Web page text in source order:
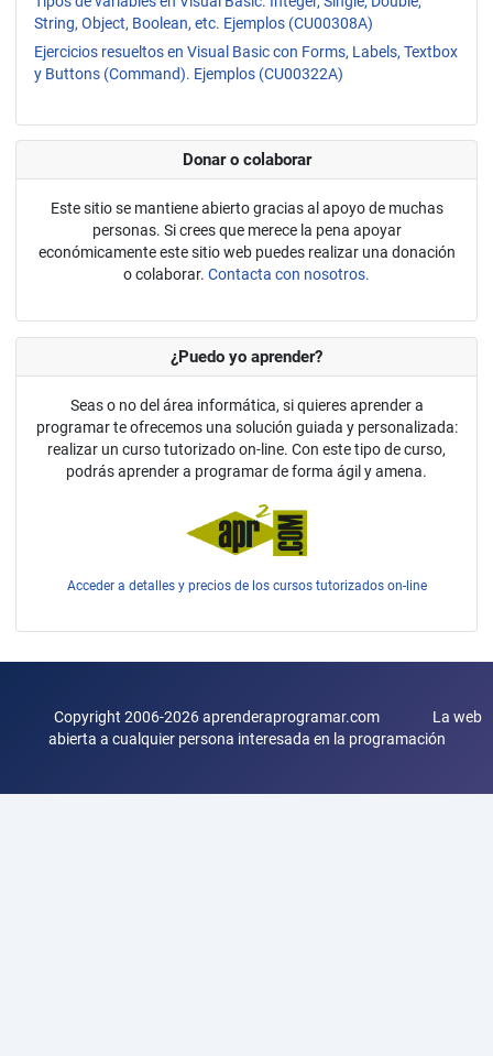
String, Object, Boolean, etc. Ejemplos (CU00308A)
Ejercicios resueltos en Visual Basic con Forms, Labels, Textbox
y Buttons (Command). Ejemplos (CU00322A)
Donar o colaborar
Este sitio se mantiene abierto gracias al apoyo de muchas
personas. Si crees que merece la pena apoyar
económicamente este sitio web puedes realizar una donación
o colaborar. Contacta con nosotros.
¿Puedo yo aprender?
Seas o no del área informática, si quieres aprender a
programar te ofrecemos una solución guiada y personalizada:
realizar un curso tutorizado on-line. Con este tipo de curso,
podrás aprender a programar de forma ágil y amena.
Acceder a detalles y precios de los cursos tutorizados on-line
Copyright 2006-2026 aprenderaprogramar.com La web
abierta a cualquier persona interesada en la programación